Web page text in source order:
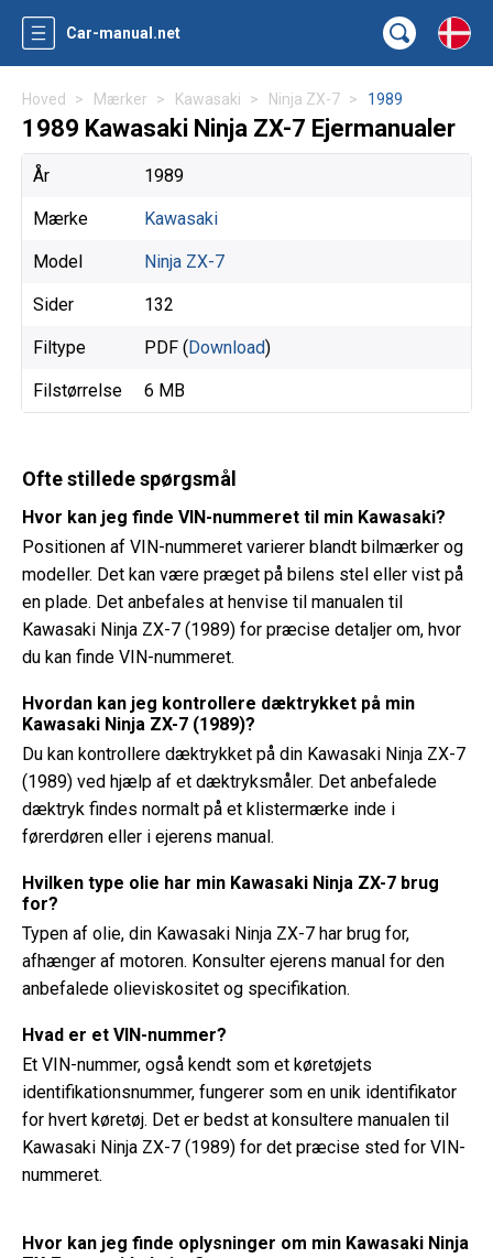
Car-manual.net
Hoved Mærker Kawasaki Ninja ZX-7 1989
1989 Kawasaki Ninja ZX-7 Ejermanualer
År 1989
Mærke Kawasaki
Model Ninja ZX-7
Sider 132
Filtype PDF (Download)
Filstørrelse 6 MB
Ofte stillede spørgsmål
Hvor kan jeg finde VIN-nummeret til min Kawasaki?
Positionen af ​​VIN-nummeret varierer blandt bilmærker og
modeller. Det kan være præget på bilens stel eller vist på
en plade. Det anbefales at henvise til manualen til
Kawasaki Ninja ZX-7 (1989) for præcise detaljer om, hvor
du kan finde VIN-nummeret.
Hvordan kan jeg kontrollere dæktrykket på min
Kawasaki Ninja ZX-7 (1989)?
Du kan kontrollere dæktrykket på din Kawasaki Ninja ZX-7
(1989) ved hjælp af et dæktryksmåler. Det anbefalede
dæktryk findes normalt på et klistermærke inde i
førerdøren eller i ejerens manual.
Hvilken type olie har min Kawasaki Ninja ZX-7 brug
for?
Typen af ​​olie, din Kawasaki Ninja ZX-7 har brug for,
afhænger af motoren. Konsulter ejerens manual for den
anbefalede olieviskositet og specifikation.
Hvad er et VIN-nummer?
Et VIN-nummer, også kendt som et køretøjets
identifikationsnummer, fungerer som en unik identifikator
for hvert køretøj. Det er bedst at konsultere manualen til
Kawasaki Ninja ZX-7 (1989) for det præcise sted for VIN-
nummeret.
Hvor kan jeg finde oplysninger om min Kawasaki Ninja